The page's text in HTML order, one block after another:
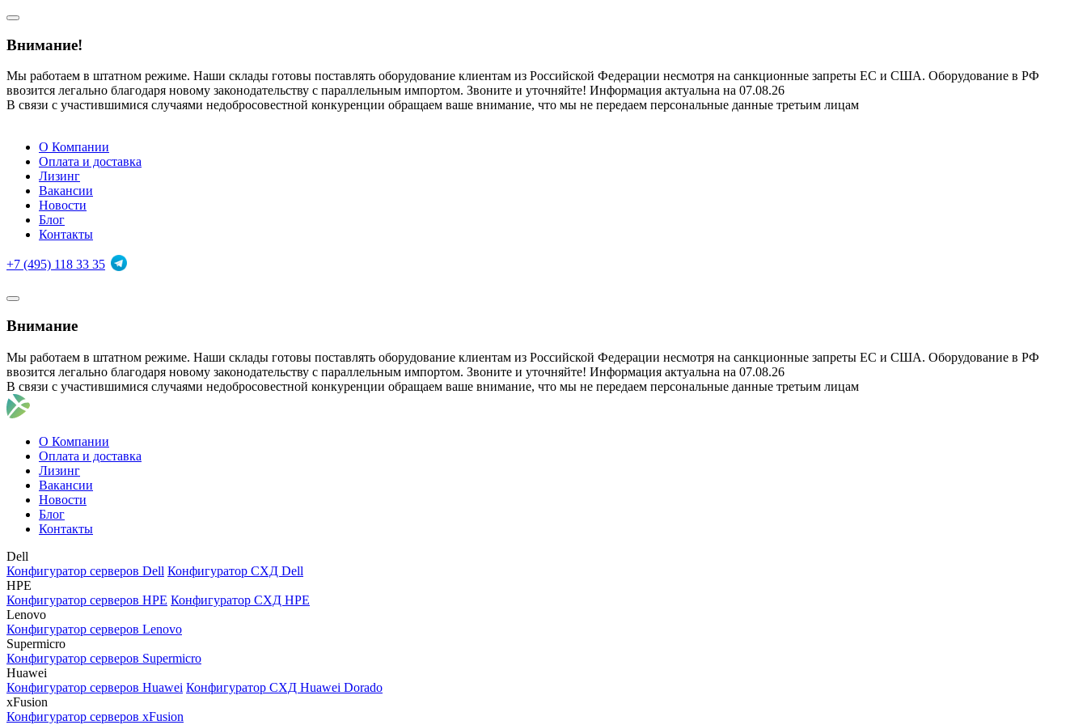
Внимание!
Мы работаем в штатном режиме. Наши склады готовы поставлять оборудование клиентам из Российской Федерации несмотря на санкционные запреты ЕС и США. Оборудование в РФ
ввозится легально благодаря новому законодательству с параллельным импортом. Звоните и уточняйте! Информация актуальна на 07.08.26
В связи с участившимися случаями недобросовестной конкуренции обращаем ваше внимание, что мы не передаем персональные данные третьим лицам
О Компании
Оплата и доставка
Лизинг
Вакансии
Новости
Блог
Контакты
+7 (495) 118 33 35
Внимание
Мы работаем в штатном режиме. Наши склады готовы поставлять оборудование клиентам из Российской Федерации несмотря на санкционные запреты ЕС и США. Оборудование в РФ
ввозится легально благодаря новому законодательству с параллельным импортом. Звоните и уточняйте! Информация актуальна на 07.08.26
В связи с участившимися случаями недобросовестной конкуренции обращаем ваше внимание, что мы не передаем персональные данные третьим лицам
О Компании
Оплата и доставка
Лизинг
Вакансии
Новости
Блог
Контакты
Dell
Конфигуратор серверов Dell Конфигуратор СХД Dell
HPE
Конфигуратор серверов HPE Конфигуратор СХД HPE
Lenovo
Конфигуратор серверов Lenovo
Supermicro
Конфигуратор серверов Supermicro
Huawei
Конфигуратор серверов Huawei Конфигуратор СХД Huawei Dorado
xFusion
Конфигуратор серверов xFusion